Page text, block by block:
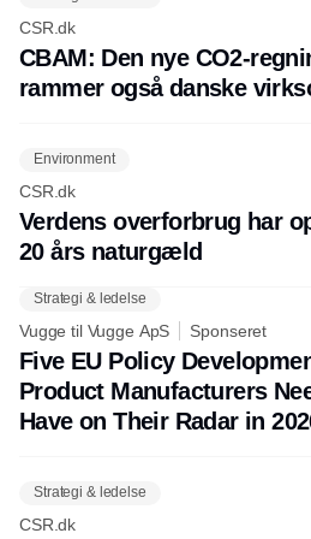
CSR.dk
CBAM: Den nye CO2-
rammer også danske
Environment
CSR.dk
Verdens overforbrug har
20 års naturgæld
Strategi & ledelse
Vugge til Vugge ApS Sponseret
Five EU Policy
Product Manufacturers
Have on Their Radar in
Strategi & ledelse
CSR.dk